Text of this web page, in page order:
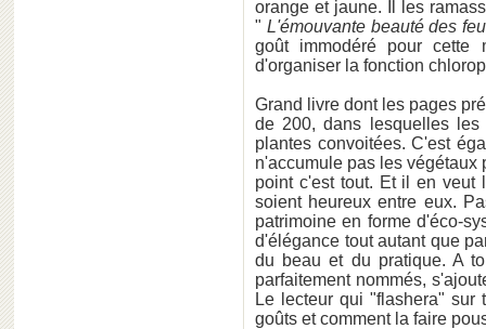
orange et jaune. Il les
" L'émouvante beauté des
goût immodéré pour
d'organiser la fonction
Grand livre dont les pages
de 200, dans lesquelles les
plantes convoitées. C'est
n'accumule pas les végétaux
point c'est tout. Et il en veut
soient heureux entre eux.
patrimoine en forme d'éco-
d'élégance tout autant que
du beau et du pratique. A
parfaitement nommés,
Le lecteur qui "flashera"
goûts et comment la faire